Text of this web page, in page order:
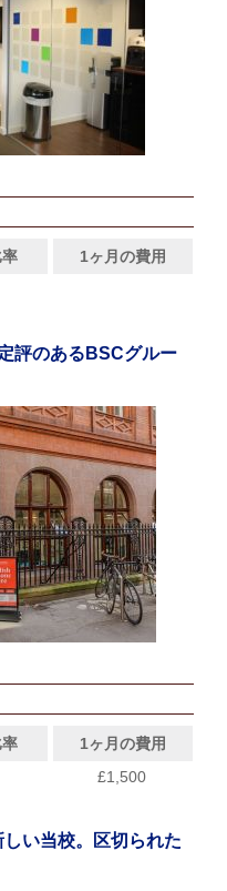
1ヶ月の費用
評のあるBSCグルー
率
1ヶ月の費用
£1,500
い当校。区切られた